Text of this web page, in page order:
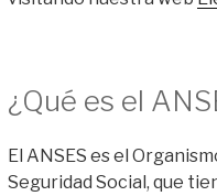
¿Qué es el
El ANSES es el
Seguridad Social, que